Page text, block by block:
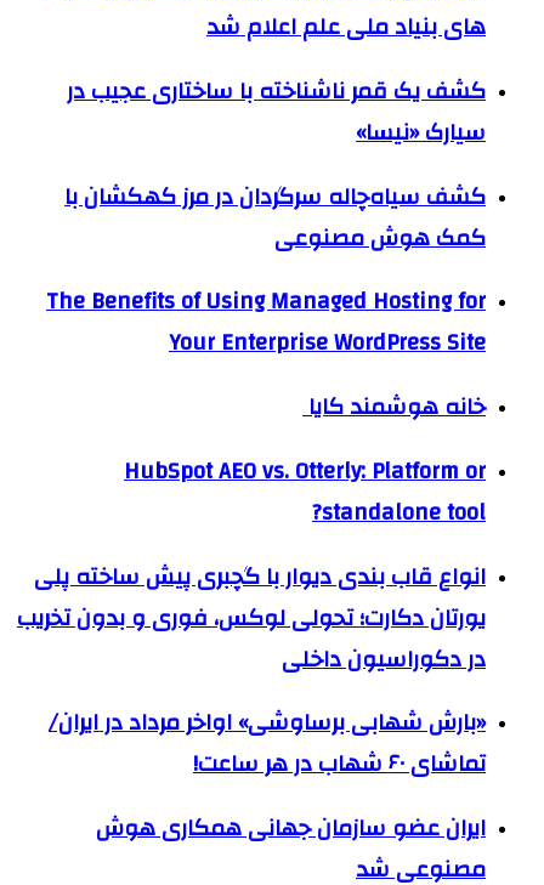
های بنیاد ملی علم اعلام شد
کشف یک قمر ناشناخته با ساختاری عجیب در
سیارک «نیسا»
کشف سیاه‌چاله سرگردان در مرز کهکشان با
کمک هوش مصنوعی
The Benefits of Using Managed Hosting for
Your Enterprise WordPress Site
خانه هوشمند کایا
HubSpot AEO vs. Otterly: Platform or
standalone tool?
انواع قاب بندی دیوار با گچبری پیش ساخته پلی
یورتان دکارت؛ تحولی لوکس، فوری و بدون تخریب
در دکوراسیون داخلی
«بارش شهابی برساوشی» اواخر مرداد در ایران/
تماشای ۶۰ شهاب در هر ساعت!
ایران عضو سازمان جهانی همکاری هوش
مصنوعی شد